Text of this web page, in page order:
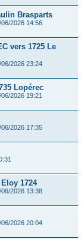
Brasparts
06/2026 14:56
vers 1725 Le
06/2026 23:24
Lopérec
2026 19:21
06/2026 17:35
1724
06/2026 13:38
06/2026 20:04